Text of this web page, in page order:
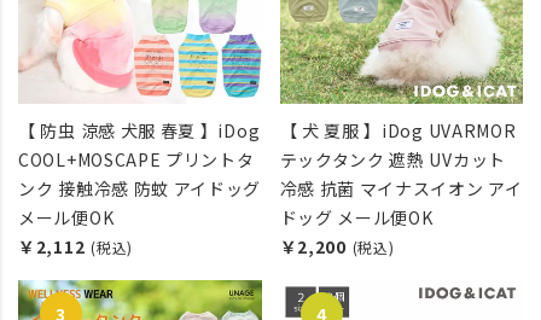
【 防虫 涼感 犬服 春夏 】iDog
COOL+MOSCAPE プリントタ
ンク 接触冷感 防蚊 アイドッグ
メール便OK
￥2,112 (税込)
【 犬 夏服 】iDog UVARMOR
テックタンク 遮熱 UVカット
冷感 抗菌 マイナスイオン アイ
ドッグ メール便OK
￥2,200 (税込)